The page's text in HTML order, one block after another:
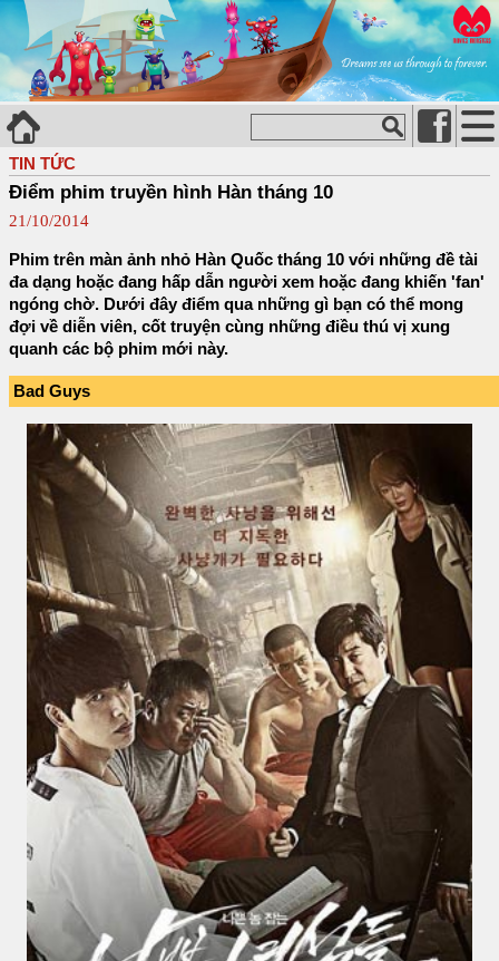
TIN TỨC
Điểm phim truyền hình Hàn tháng 10
21/10/2014
Phim trên màn ảnh nhỏ Hàn Quốc tháng 10 với những đề tài
đa dạng hoặc đang hấp dẫn người xem hoặc đang khiến 'fan'
ngóng chờ. Dưới đây điểm qua những gì bạn có thể mong
đợi về diễn viên, cốt truyện cùng những điều thú vị xung
quanh các bộ phim mới này.
Bad Guys